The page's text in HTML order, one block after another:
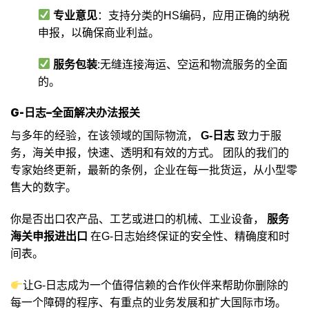
专业意见：支持分类的HS编码，应用正确的纳税
申报，以确保商业利益。
服务包装:无缝连接海运、空运和物流服务的全面
的。
G-日志–全面解决办法报关
与多年的经验，在该领域的国际物流， G-日志 致力于服
务，海关申报，快速、透明和有效的方式。 团队的我们的
专家始终更新，最新的条例，企业在每一批货运，从小型零
售大的数字。
你是否出口农产品、工艺或进口的机械、工业设备， 服务
海关申报进出口 在G-日志始终保证的安全性、精确度和时
间表。
让G-日志成为一个值得信赖的合作伙伴来帮助你删除的
每一个障碍的程序、有重点的业务发展和扩大国际市场。